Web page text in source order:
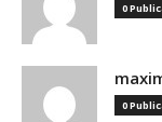
0
0